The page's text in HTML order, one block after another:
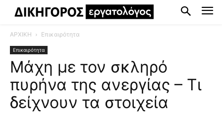
ΑΡΧΙΚΗ Επικαιρότητα
Επικαιρότητα
Μάχη με τον σκληρό
πυρήνα της ανεργίας – Τι
δείχνουν τα στοιχεία